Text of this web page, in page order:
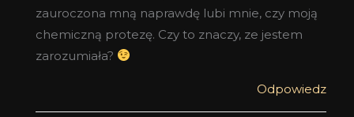
zauroczona mną naprawdę lubi mnie, czy moją
chemiczną protezę. Czy to znaczy, ze jestem
zarozumiała?
Odpowiedz